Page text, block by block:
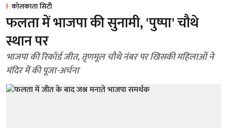
कोलकाता सिटी
फलता में भाजपा की सुनामी, 'पुष्पा' चौथे
स्थान पर
भाजपा की रिकॉर्ड जीत, तृणमूल चौथे नंबर पर खिसकी महिलाओं ने
मंदिर में की पूजा-अर्चना